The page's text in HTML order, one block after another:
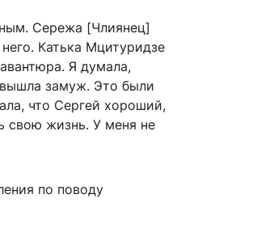
Сережа [Члиянец]
Катька Мцитуридзе
Я думала,
замуж. Это были
что Сергей хороший,
свою жизнь. У меня не
по поводу